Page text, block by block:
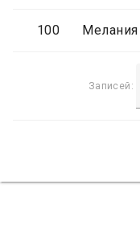
100 Мелания
Записей: